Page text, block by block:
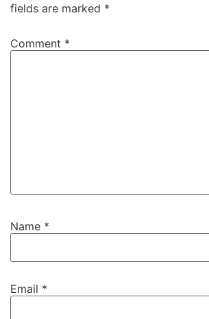
fields are marked *
Comment *
Name *
Email *